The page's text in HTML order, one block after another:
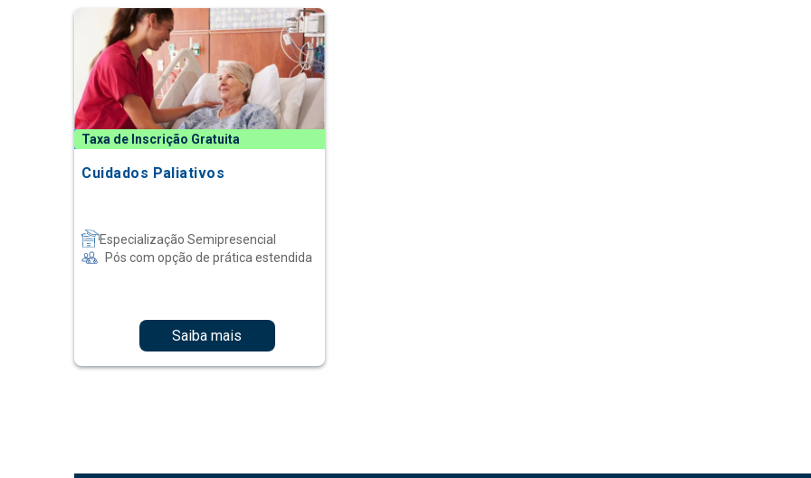
Taxa de Inscrição Gratuita
Cuidados Paliativos
Especialização Semipresencial
Pós com opção de prática estendida
Saiba mais